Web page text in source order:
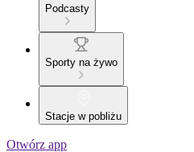
Podcasty
Sporty na żywo
Stacje w pobliżu
Otwórz app